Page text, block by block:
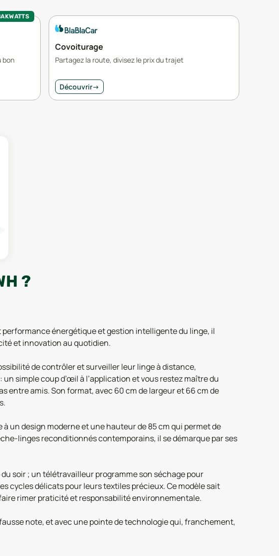
bon
Covoiturage
Partagez la route, divisez le prix du trajet
Découvrir→
?
énergétique et gestion intelligente du linge, il
et innovation au quotidien.
de contrôler et surveiller leur linge à distance,
simple coup d’œil à l’application et vous restez maître du
entre amis. Son format, avec 60 cm de largeur et 66 cm de
un design moderne et une hauteur de 85 cm qui permet de
linges reconditionnés contemporains, il se démarque par ses
soir ; un télétravailleur programme son séchage pour
cycles délicats pour leurs textiles précieux. Ce modèle sait
rimer praticité et responsabilité environnementale.
note, et avec une pointe de technologie qui, franchement,